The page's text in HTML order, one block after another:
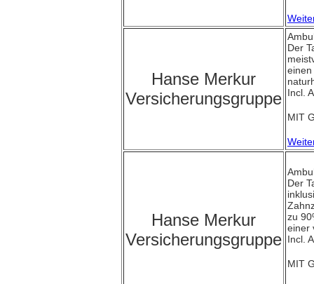
Hanse Merkur
Versicherungsgruppe
Der
Incl.
MIT
Hanse Merkur
Versicherungsgruppe
Der
zu
einer
Incl.
MIT